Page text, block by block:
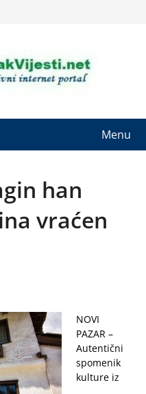
Menu
han
vraćen
NOVI
PAZAR –
Autentični
spomenik
kulture iz